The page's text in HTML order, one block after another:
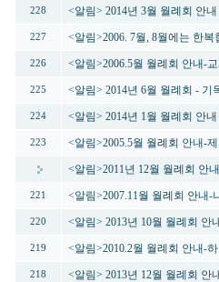
228 <알림> 2014년 3월 월례회 안
227 <알림>2006. 7월, 8월에는 한
226 <알림>2006.5월 월례회 안내-
225 <알림> 2014년 6월 월례회 - 기
224 <알림> 2014년 1월 월례회 안
223 <알림>2005.5월 월례회 안내-
<알림>2011년 12월 월례회 안
221 <알림>2007.11월 월례회 안내-
220 <알림> 2013년 10월 월례회
219 <알림>2010.2월 월례회 안내-
218 <알림> 2013년 12월 월례회